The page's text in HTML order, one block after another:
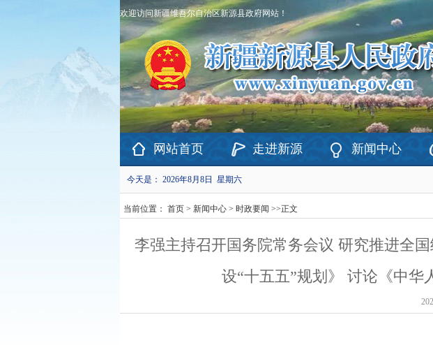
欢迎访问新疆维吾尔自治区新源县政府网站！
网站首页 走进新源 新闻中心
今天是： 2026年8月8日 星期六
当前位置： 首页 > 新闻中心 > 时政要闻 >>正文
李强主持召开国务院常务会议 研究推进全
设“十五五”规划》 讨论《中华